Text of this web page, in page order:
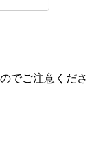
でご注意くださ